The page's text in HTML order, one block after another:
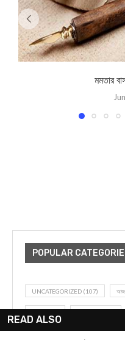
মমতার
POPULAR
UNCATEGORIZED (107)
দৈনিক রাশিফল(819) পশ্চিম মেদিনীপুর
READ ALSO